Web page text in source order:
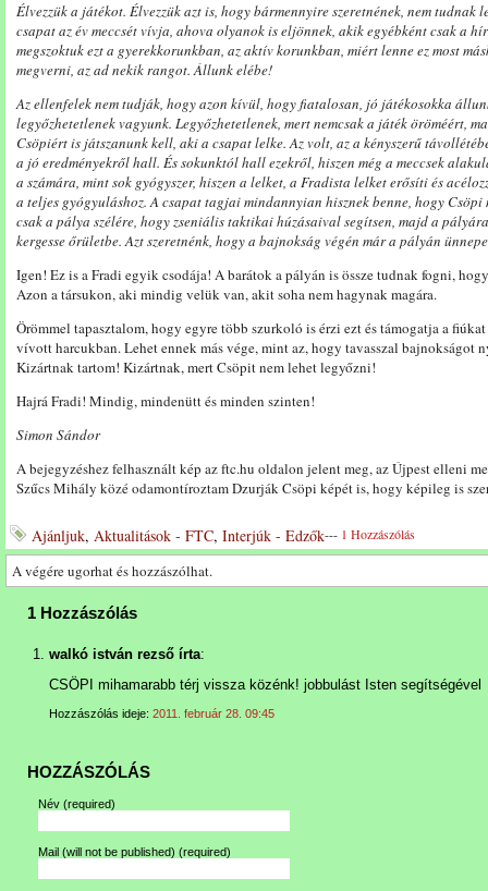
Élvezzük a játékot. Élvezzük azt is, hogy bármennyire szeretnének, nem
csapat az év meccsét vívja, ahova olyanok is eljönnek, akik egyébként csak a
megszoktuk ezt a gyerekkorunkban, az aktív korunkban, miért lenne ez most
megverni, az ad nekik rangot. Állunk elébe!
Az ellenfelek nem tudják, hogy azon kívül, hogy fiatalosan, jó játékosokka
legyőzhetetlenek vagyunk. Legyőzhetetlenek, mert nemcsak a játék öröméért,
Csöpiért is játszanunk kell, aki a csapat lelke. Az volt, az a kényszerű
a jó eredményekről hall. És sokunktól hall ezekről, hiszen még a meccsek
a számára, mint sok gyógyszer, hiszen a lelket, a Fradista lelket erősíti és
a teljes gyógyuláshoz. A csapat tagjai mindannyian hisznek benne, hogy Csöpi
csak a pálya szélére, hogy zseniális taktikai húzásaival segítsen, majd a
kergesse őrületbe. Azt szeretnénk, hogy a bajnokság végén már a pályán
Igen! Ez is a Fradi egyik csodája! A barátok a pályán is össze tudnak fogni,
Azon a társukon, aki mindig velük van, akit soha nem hagynak magára.
Örömmel tapasztalom, hogy egyre több szurkoló is érzi ezt és támogatja a
vívott harcukban. Lehet ennek más vége, mint az, hogy tavasszal bajnokságot
Kizártnak tartom! Kizártnak, mert Csöpit nem lehet legyőzni!
Hajrá Fradi! Mindig, mindenütt és minden szinten!
Simon Sándor
A bejegyzéshez felhasznált kép az ftc.hu oldalon jelent meg, az Újpest elleni
Szűcs Mihály közé odamontíroztam Dzurják Csöpi képét is, hogy képileg is
Ajánljuk, Aktualitások - FTC, Interjúk - Edzők--- 1 Hozzászólás
A végére ugorhat és hozzászólhat.
1 Hozzászólás
walkó istván rezső írta:
CSÖPI mihamarabb térj vissza közénk! jobbulást Isten segítségével
Hozzászólás ideje: 2011. február 28. 09:45
HOZZÁSZÓLÁS
Név (required)
Mail (will not be published) (required)